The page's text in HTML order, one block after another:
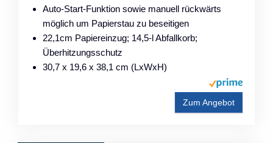
Auto-Start-Funktion sowie manuell rückwärts
möglich um Papierstau zu beseitigen
22,1cm Papiereinzug; 14,5-l Abfallkorb;
Überhitzungsschutz
30,7 x 19,6 x 38,1 cm (LxWxH)
Zum Angebot